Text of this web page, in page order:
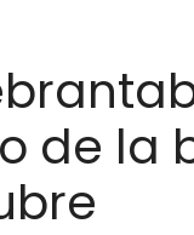
de la